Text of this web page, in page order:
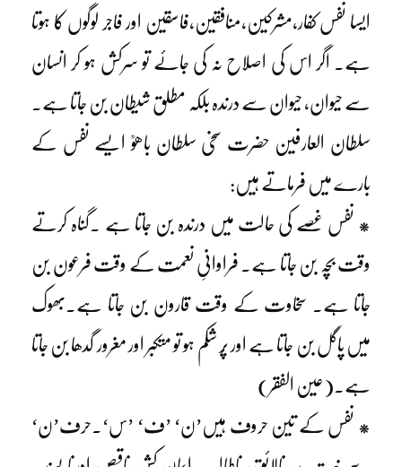
ایسا نفس کفار،مشرکین،منافقین،فاسقین اور فاجر لوگوں کا ہوتا
ہے۔ اگر اس کی اصلاح نہ کی جائے تو سرکش ہو کر انسان
سے حیوان، حیوان سے درندہ بلکہ مطلق شیطان بن جاتا ہے۔
سلطان العارفین حضرت سخی سلطان باھوؒ ایسے نفس کے
بارے میں فرماتے ہیں:
* نفس غصے کی حالت میں درندہ بن جاتا ہے ۔گناہ کرتے
وقت بچہ بن جاتا ہے۔ فراوانیِ نعمت کے وقت فرعون بن
جاتا ہے۔ سخاوت کے وقت قارون بن جاتا ہے۔بھوک
میں پاگل بن جاتا ہے اور پُر شکم ہو تو متکبر اور مغرور گدھا بن جاتا
ہے۔(عین الفقر)
* نفس کے تین حروف ہیں’ن‘ ’ف‘ ’س‘۔حرف’ن‘